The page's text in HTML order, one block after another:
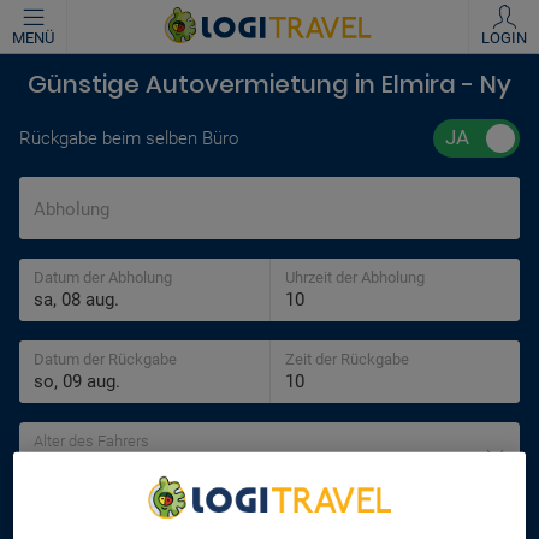
MENÜ LOGIN
Günstige Autovermietung in Elmira - Ny
Rückgabe beim selben Büro
Abholung
Datum der Abholung Uhrzeit der Abholung
Datum der Rückgabe Zeit der Rückgabe
Alter des Fahrers